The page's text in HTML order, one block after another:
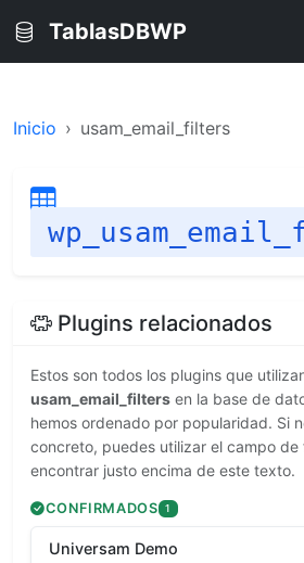
TablasDBWP
Inicio usam_email_filters
Plugins relacionados
Estos son todos los plugins que
usam_email_filters en la base de
hemos ordenado por popularidad. Si
concreto, puedes utilizar el campo
encontrar justo encima de este texto.
CONFIRMADOS 1
Universam Demo